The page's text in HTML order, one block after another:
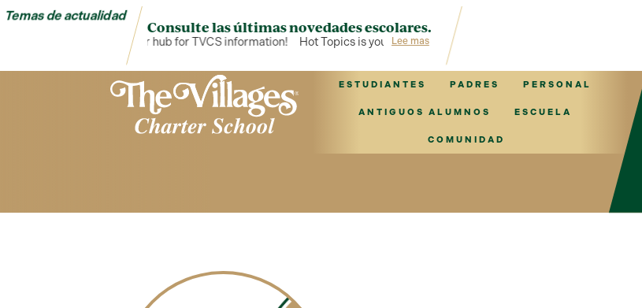
Temas de actualidad
Consulte las últimas novedades escolares.
Hot Topics is your hub for TVCS information! Hot Topics is your hub for TVCS information!
Lee mas
ESTUDIANTES PADRES PERSONAL
ANTIGUOS ALUMNOS ESCUELA
COMUNIDAD